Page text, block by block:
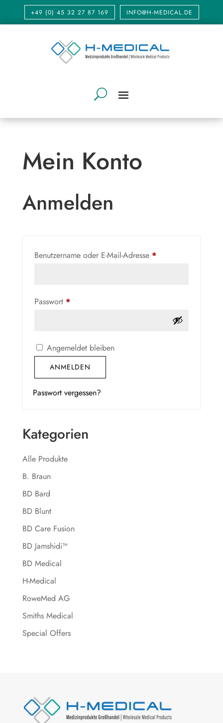
+49 (0) 45 32 27 87 169 INFO@H-MEDICAL.DE
Mein Konto
Anmelden
Benutzername oder E-Mail-Adresse *Erforderlich
Passwort *Erforderlich
Angemeldet bleiben
ANMELDEN
Passwort vergessen?
Kategorien
Alle Produkte
B. Braun
BD Bard
BD Blunt
BD Care Fusion
BD Jamshidi™
BD Medical
H-Medical
RoweMed AG
Smiths Medical
Special Offers